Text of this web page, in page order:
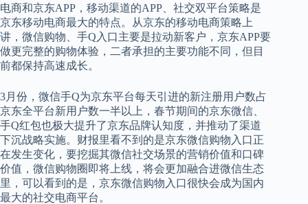
电商和京东APP，移动渠道的APP、社交双平台策略是
京东移动电商最大的特点。从京东的移动电商策略上
讲，微信购物、手Q入口主要是拉动新客户，京东APP要
做更完整的购物体验，二者承担的主要功能不同，但目
前都保持高速成长。
3月份，微信手Q为京东平台每天引进的新注册用户数占
京东全平台新用户数一半以上，春节期间的京东微信、
手Q红包也极大提升了京东品牌认知度，并推动了渠道
下沉战略实施。财报里看不到的是京东微信购物入口正
在发生变化，要挖掘其微信社交场景的营销价值和口碑
价值，微信购物圈即将上线，将会更加融合进微信生态
里，可以看到的是，京东微信购物入口很快会成为国内
最大的社交电商平台。